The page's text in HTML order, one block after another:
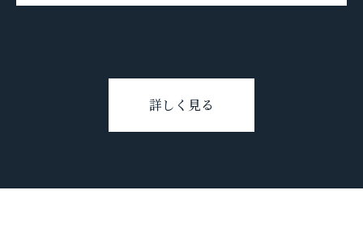
詳しく見る